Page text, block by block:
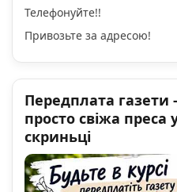
Телефонуйте!!
Привозьте за адресою!
Передплата газети
просто свіжа преса
скриньці